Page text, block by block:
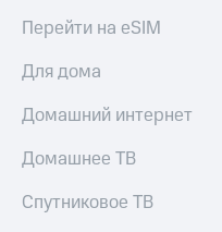
Перейти на eSIM
Для дома
Домашний интернет
Домашнее ТВ
Спутниковое ТВ